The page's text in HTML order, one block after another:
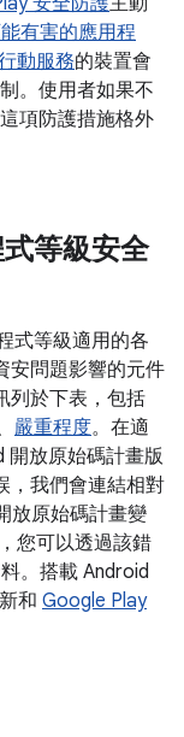
有害的應用程
動服務的裝置會
。使用者如果不
項防護措施格外
等級安全
式等級適用的各
安問題影響的元件
列於下表，包括
嚴重程度。在適
開放原始碼計畫版
，我們會連結相對
放原始碼計畫變
您可以透過該錯
。搭載 Android
和 Google Play